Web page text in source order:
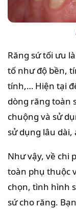
Răng sứ tối ưu
tố như độ bền,
tính,… Hiện tại
dòng răng toàn
chuộng và sử
sử dụng lâu dài,
Như vậy, về chi
toàn phụ thuộc
chọn, tình hình
sứ cho răng.